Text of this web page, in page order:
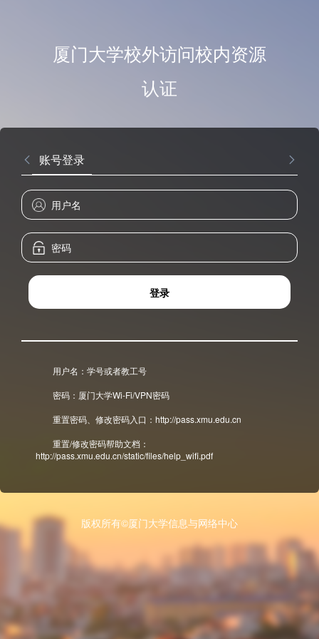
厦门大学校外访问校内资源
认证
账号登录
登录
用户名：学号或者教工号
密码：厦门大学Wi-Fi/VPN密码
重置密码、修改密码入口：http://pass.xmu.edu.cn
重置/修改密码帮助文档：
http://pass.xmu.edu.cn/static/files/help_wifi.pdf
版权所有©厦门大学信息与网络中心